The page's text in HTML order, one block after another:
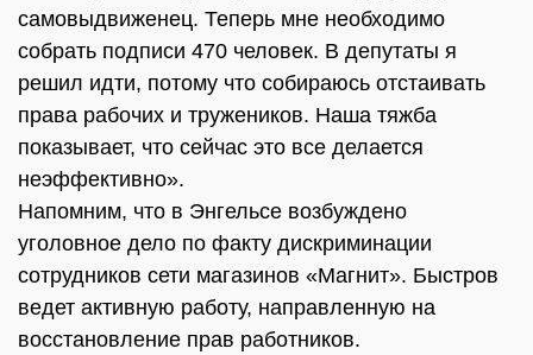
самовыдвиженец. Теперь мне необходимо
собрать подписи 470 человек. В депутаты я
решил идти, потому что собираюсь отстаивать
права рабочих и тружеников. Наша тяжба
показывает, что сейчас это все делается
неэффективно».
Напомним, что в Энгельсе возбуждено
уголовное дело по факту дискриминации
сотрудников сети магазинов «Магнит». Быстров
ведет активную работу, направленную на
восстановление прав работников.